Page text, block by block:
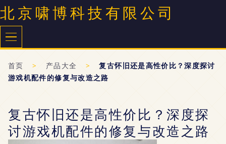
北京啸博科技有限公司
首页 > 产品大全 >
复古怀旧还是高性价比？深度探讨
游戏机配件的修复与改造之路
复古怀旧还是高性价比？深度探
讨游戏机配件的修复与改造之路